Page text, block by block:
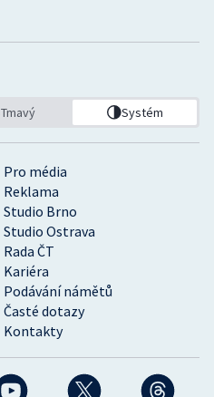
Pro média
Reklama
Studio Brno
Studio Ostrava
Rada ČT
Kariéra
Podávání námětů
Časté dotazy
Kontakty
Tmavý Systém